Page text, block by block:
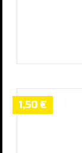
1,50 €